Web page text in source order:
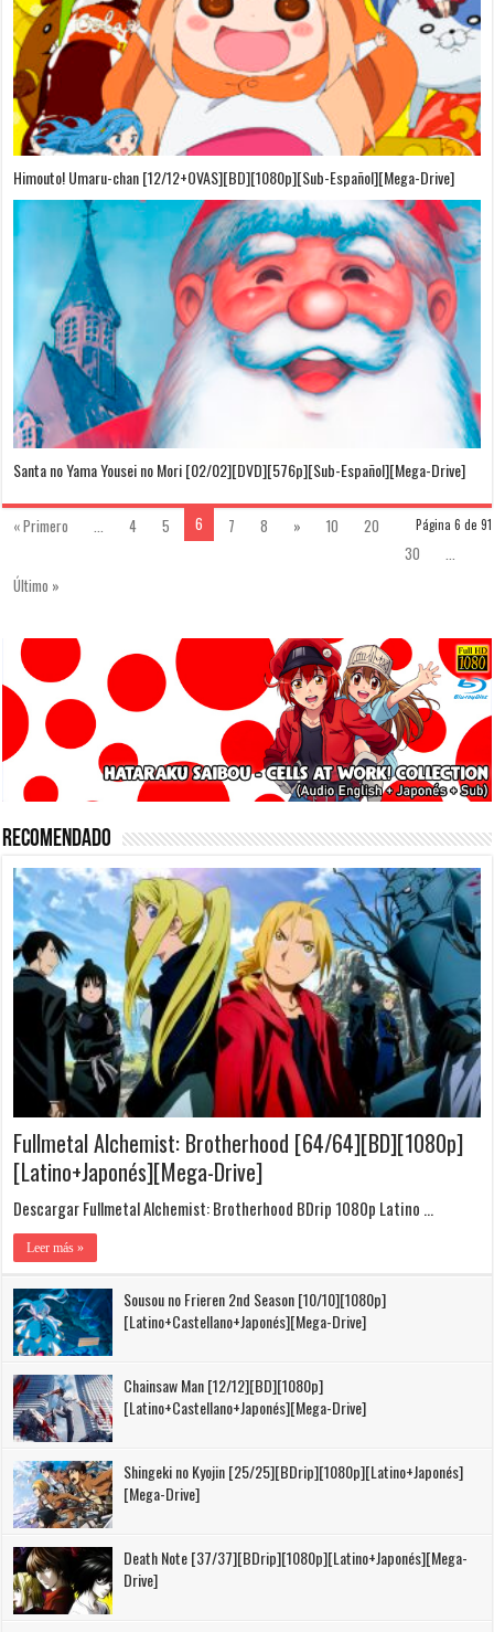
Himouto! Umaru-chan [12/12+OVAS][BD][1080p][Sub-Español][Mega-Drive]
Santa no Yama Yousei no Mori [02/02][DVD][576p][Sub-Español][Mega-Drive]
Página 6 de 91
« Primero 4 5 6 7 8 » 10
20
30
Último »
Recomendado
Fullmetal Alchemist: Brotherhood [64/64][BD][1080p]
[Latino+Japonés][Mega-Drive]
Descargar Fullmetal Alchemist: Brotherhood BDrip 1080p Latino …
Leer más »
Sousou no Frieren 2nd Season [10/10][1080p]
[Latino+Castellano+Japonés][Mega-Drive]
Chainsaw Man [12/12][BD][1080p]
[Latino+Castellano+Japonés][Mega-Drive]
Shingeki no Kyojin [25/25][BDrip][1080p][Latino+Japonés]
[Mega-Drive]
Death Note [37/37][BDrip][1080p][Latino+Japonés][Mega-
Drive]